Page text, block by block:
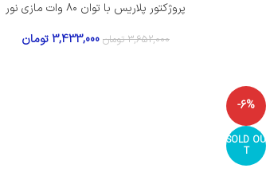
پروژکتور پلاریس با توان ۸۰ وات مازی نور
3,652,000 تومان 3,433,000تومان
-6%
SOLD OU
T